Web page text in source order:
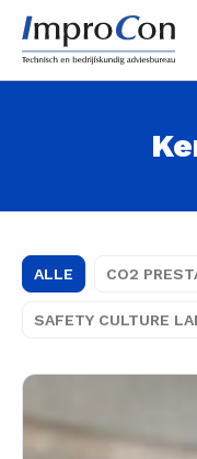
ALLE CO2
SAFETY CULTURE